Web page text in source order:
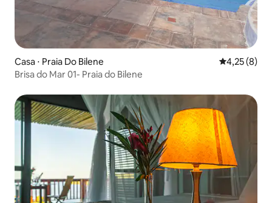
Casa ⋅ Praia Do Bilene 4,25 de
4,25 (8)
Brisa do Mar 01- Praia do Bilene